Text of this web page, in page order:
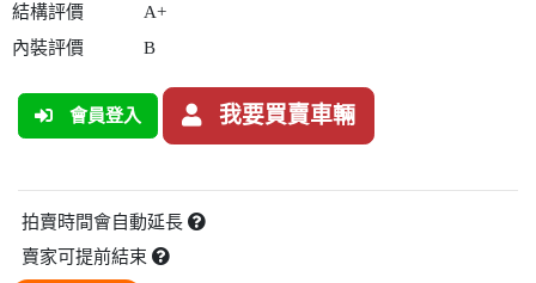
結構評價
A+
內裝評價
B
會員登入 我要買賣車輛
拍賣時間會自動延長
賣家可提前結束